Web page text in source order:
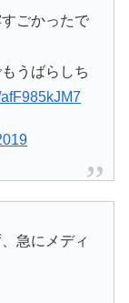
ごかったで
うばらしち
急にメディ